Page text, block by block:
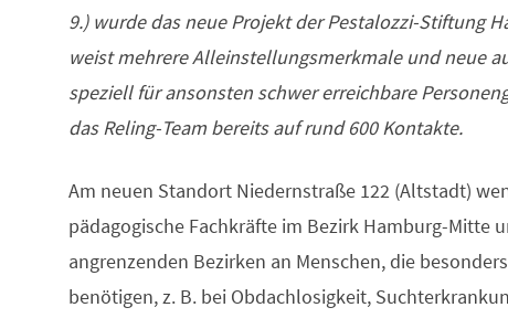
9.) wurde das neue Projekt der Pestalozzi-Stiftung
weist mehrere Alleinstellungsmerkmale und neue
speziell für ansonsten schwer erreichbare
das Reling-Team bereits auf rund 600 Kontakte.
Am neuen Standort Niedernstraße 122 (Altstadt)
pädagogische Fachkräfte im Bezirk Hamburg-Mitte
angrenzenden Bezirken an Menschen, die
benötigen, z. B. bei Obdachlosigkeit,